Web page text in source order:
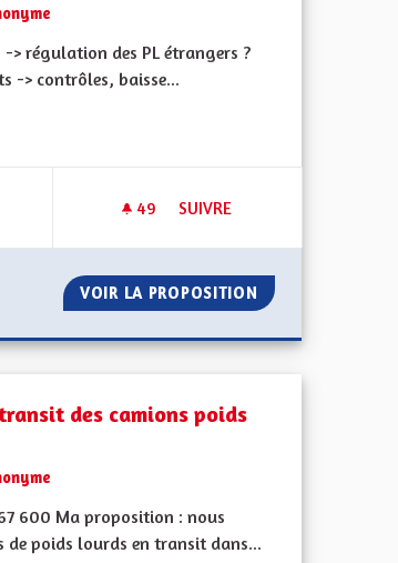
et climatiques
régulation des PL étrangers ?
-> contrôles, baisse...
la catégorie : Autres
49 49 ABONNÉS
SUIVRE
VOIR LA PROPOSITION AUTOROUTE
des camions poids
600 Ma proposition : nous
de poids lourds en transit dans...